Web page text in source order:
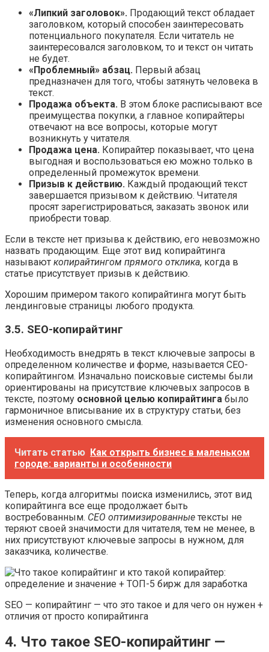
«Липкий заголовок». Продающий текст обладает
заголовком, который способен заинтересовать
потенциального покупателя. Если читатель не
заинтересовался заголовком, то и текст он читать
не будет.
«Проблемный» абзац. Первый абзац
предназначен для того, чтобы затянуть человека в
текст.
Продажа объекта. В этом блоке расписывают все
преимущества покупки, а главное копирайтеры
отвечают на все вопросы, которые могут
возникнуть у читателя.
Продажа цена. Копирайтер показывает, что цена
выгодная и воспользоваться ею можно только в
определенный промежуток времени.
Призыв к действию. Каждый продающий текст
завершается призывом к действию. Читателя
просят зарегистрироваться, заказать звонок или
приобрести товар.
Если в тексте нет призыва к действию, его невозможно
назвать продающим. Еще этот вид копирайтинга
называют копирайтингом прямого отклика, когда в
статье присутствует призыв к действию.
Хорошим примером такого копирайтинга могут быть
лендинговые страницы любого продукта.
3.5. SEO-копирайтинг
Необходимость внедрять в текст ключевые запросы в
определенном количестве и форме, называется СЕО-
копирайтингом. Изначально поисковые системы были
ориентированы на присутствие ключевых запросов в
тексте, поэтому основной целью копирайтинга было
гармоничное вписывание их в структуру статьи, без
изменения основного смысла.
Читать статью Как открыть бизнес в маленьком
городе: варианты и особенности
Теперь, когда алгоритмы поиска изменились, этот вид
копирайтинга все еще продолжает быть
востребованным. СЕО оптимизированные тексты не
теряют своей значимости для читателя, тем не менее, в
них присутствуют ключевые запросы в нужном, для
заказчика, количестве.
SEO — копирайтинг — что это такое и для чего он нужен +
отличия от просто копирайтинга
4. Что такое SEO-копирайтинг —